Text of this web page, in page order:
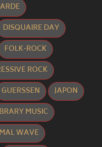
DISQUAIRE DAY
FOLK-ROCK
ROCK
GUERSSEN
JAPON
MUSIC
WAVE